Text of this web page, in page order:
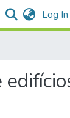
Log In